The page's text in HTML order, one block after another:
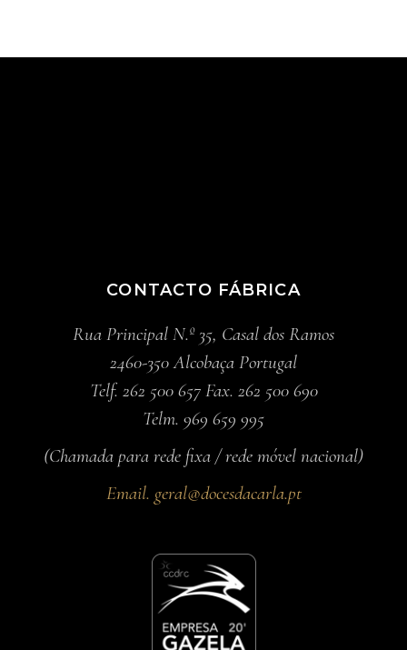
CONTACTO FÁBRICA
Rua Principal N.º 35, Casal dos Ramos
2460-350 Alcobaça Portugal
Telf. 262 500 657 Fax. 262 500 690
Telm. 969 659 995
(Chamada para rede fixa / rede móvel nacional)
Email. geral@docesdacarla.pt